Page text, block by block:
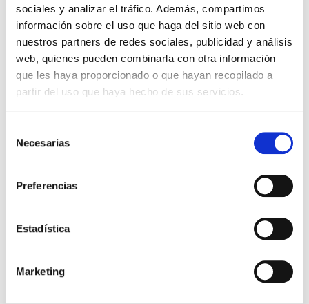
sociales y analizar el tráfico. Además, compartimos
información sobre el uso que haga del sitio web con
nuestros partners de redes sociales, publicidad y análisis
web, quienes pueden combinarla con otra información
que les haya proporcionado o que hayan recopilado a
partir del uso que haya hecho de sus servicios.
Necesarias
Preferencias
Estadística
Marketing
Press to skip carousel
PRODUCTOS RELACIONADOS